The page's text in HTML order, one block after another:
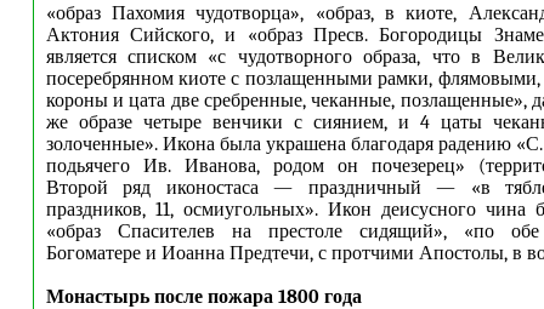
«образ Пахомия чудотворца», «образ, в киоте,
Актония Сийского, и «образ Пресв. Богородицы
является списком «с чудотворного образа, что в
посеребрянном киоте с позлащенными рамки,
короны и цата две сребренные, чеканные, позлащенные»,
же образе четыре венчики с сиянием, и 4 цаты
золоченные». Икона была украшена благодаря радению «С.
подьячего Ив. Иванова, родом он почезерец»
Второй ряд иконостаса — праздничный — «в
праздников, 11, осмиугольных». Икон деисусного
«образ Спасителев на престоле сидящий», «по
Богоматере и Иоанна Предтечи, с протчими Апостолы, в
Монастырь после пожара 1800 года